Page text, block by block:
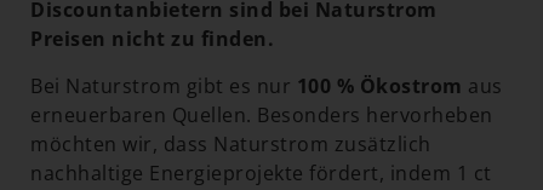
Discountanbietern sind bei Naturstrom
Preisen nicht zu finden.
Bei Naturstrom gibt es nur 100 % Ökostrom aus
erneuerbaren Quellen. Besonders hervorheben
möchten wir, dass Naturstrom zusätzlich
nachhaltige Energieprojekte fördert, indem 1 ct